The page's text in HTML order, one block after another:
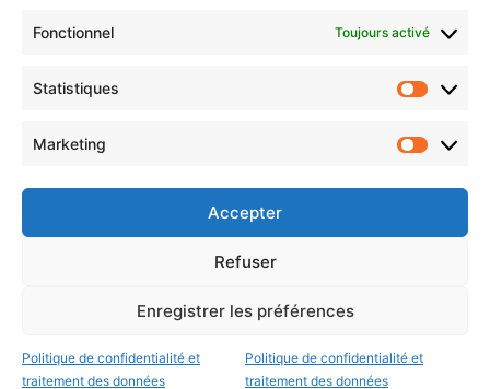
Fonctionnel Toujours activé
Statistiques
Marketing
Accepter
Refuser
Enregistrer les préférences
Politique de confidentialité et
traitement des données
Politique de confidentialité et
traitement des données
Choisissez : matin, soir ou hebdo ?
votre
Metz Plage